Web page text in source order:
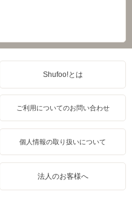
Shufoo!とは
ご利用についてのお問い合わせ
個人情報の取り扱いについて
法人のお客様へ